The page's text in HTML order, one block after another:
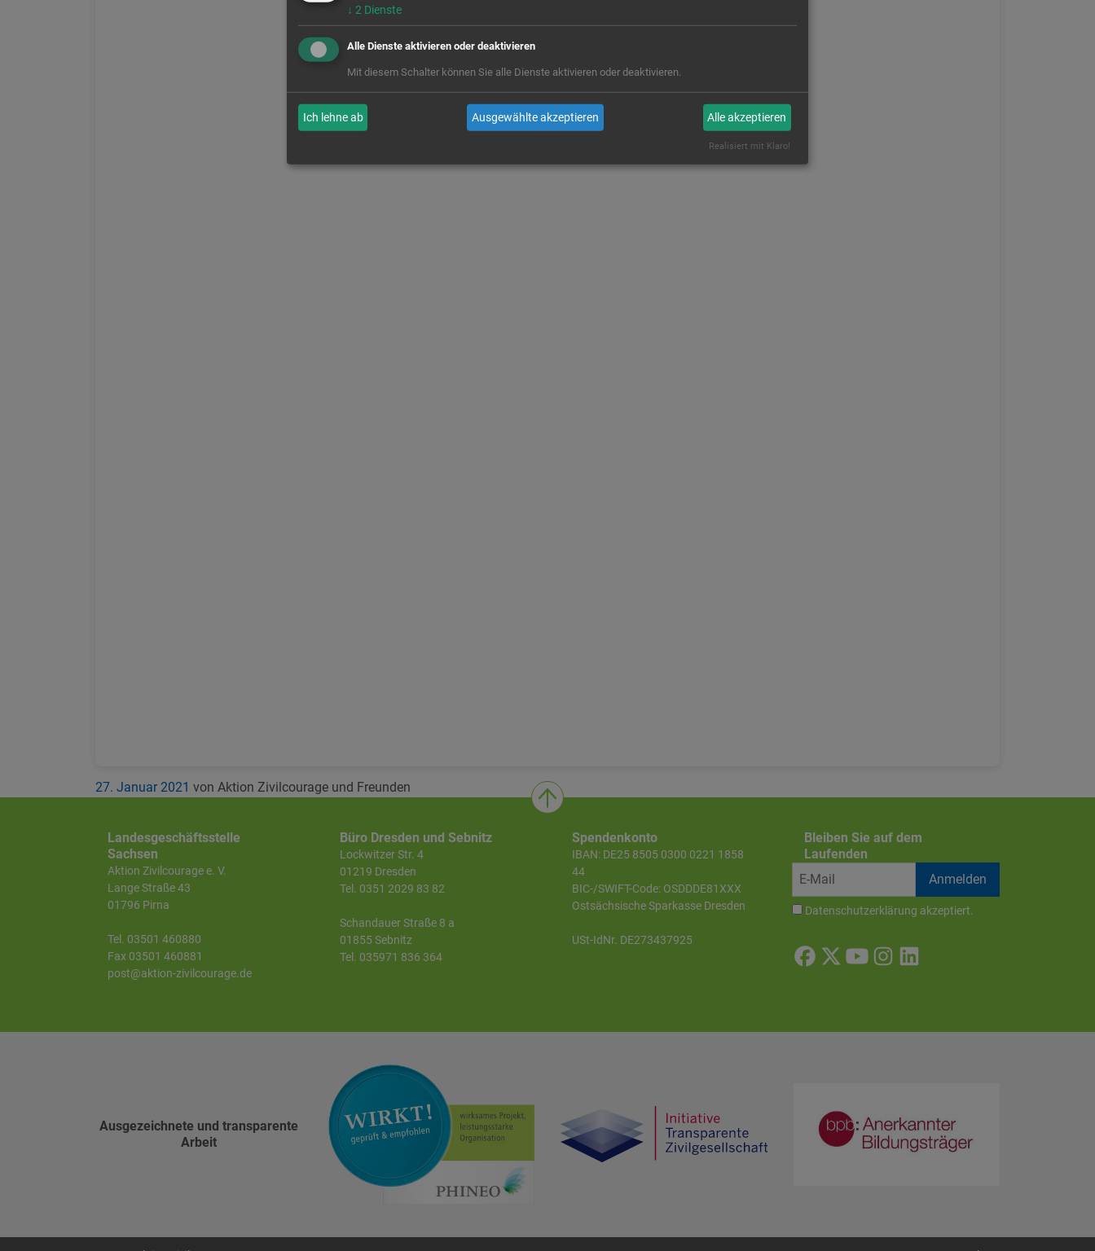
27. Januar 2021 von Aktion Zivilcourage und Freunden
Landesgeschäftsstelle
Sachsen
Aktion Zivilcourage e. V.
Lange Straße 43
01796 Pirna
Tel. 03501 460880
Fax 03501 460881
post@aktion-zivilcourage.de
Büro Dresden und Sebnitz
Lockwitzer Str. 4
01219 Dresden
Tel. 0351 2029 83 82
Schandauer Straße 8 a
01855 Sebnitz
Tel. 035971 836 364
Spendenkonto
IBAN: DE25 8505 0300 0221 1858
44
BIC-/SWIFT-Code: OSDDDE81XXX
Ostsächsische Sparkasse Dresden
USt-IdNr. DE273437925
Bleiben Sie auf dem
Laufenden
Datenschutzerklärung akzeptiert.
Ausgezeichnete und transparente
Arbeit
↓ 2 Dienste
Alle Dienste aktivieren oder deaktivieren
Mit diesem Schalter können Sie alle Dienste aktivieren oder deaktivieren.
Ich lehne ab Ausgewählte akzeptieren Alle akzeptieren
Realisiert mit Klaro!